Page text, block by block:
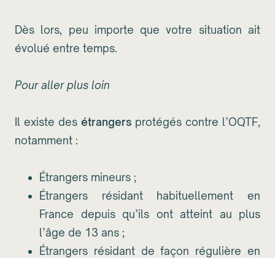
Dès lors, peu importe que votre situation ait
évolué entre temps.
Pour aller plus loin
Il existe des étrangers protégés contre l’OQTF,
notamment :
Étrangers mineurs ;
Étrangers résidant habituellement en
France depuis qu’ils ont atteint au plus
l’âge de 13 ans ;
Étrangers résidant de façon régulière en